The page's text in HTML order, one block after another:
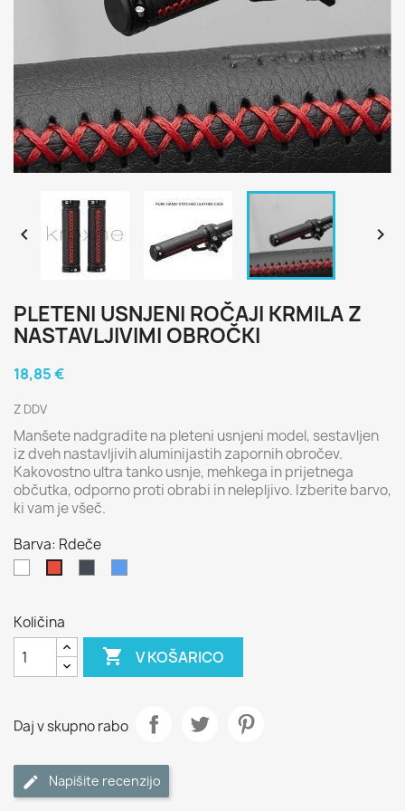
 
PLETENI USNJENI ROČAJI KRMILA Z
NASTAVLJIVIMI OBROČKI
18,85 €
Z DDV
Manšete nadgradite na pleteni usnjeni model, sestavljen
iz dveh nastavljivih aluminijastih zapornih obročev.
Kakovostno ultra tanko usnje, mehkega in prijetnega
občutka, odporno proti obrabi in nelepljivo. Izberite barvo,
ki vam je všeč.
Barva: Rdeče
Količina
 V KOŠARICO
Daj v skupno rabo
Napišite recenzijo